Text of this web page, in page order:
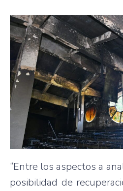
“Entre los aspectos a
posibilidad de